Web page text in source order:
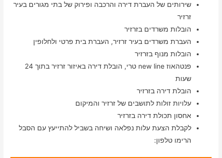
שירותים של העברת דירה והרכבה ופירוק של בתי מגורים בעיר
זרזיר
הובלות משרדים בזרזיר
העברת משרדים בעיר זרזיר, העברת בית פרטי ולחלופין
הובלות מנוף בזרזיר
פנטהאוז new line טרי, הובלת דירה באיזור זרזיר בתוך 24
שעות
הובלת דירה בזרזיר
עלויות זולות לתושבים של זרזיר והמיקום
אחסון תכולת דירה בזרזיר
לקבלת הצעת עלות נפלאה ושיחה בשביל להתייעץ עם הסבל
הרימו טלפון: